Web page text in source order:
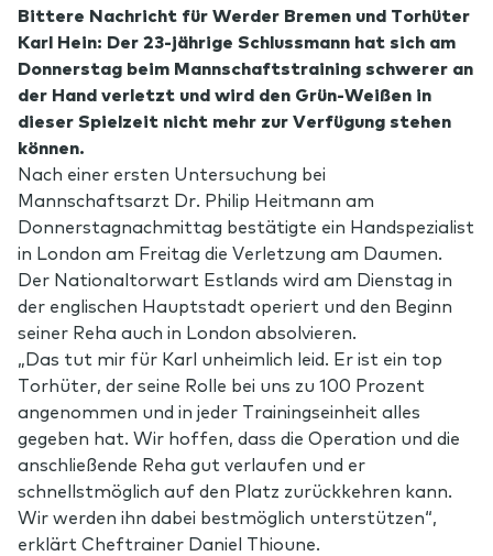
Bittere Nachricht für Werder Bremen und Torhüter
Karl Hein: Der 23-jährige Schlussmann hat sich am
Donnerstag beim Mannschaftstraining schwerer an
der Hand verletzt und wird den Grün-Weißen in
dieser Spielzeit nicht mehr zur Verfügung stehen
können.
Nach einer ersten Untersuchung bei
Mannschaftsarzt Dr. Philip Heitmann am
Donnerstagnachmittag bestätigte ein Handspezialist
in London am Freitag die Verletzung am Daumen.
Der Nationaltorwart Estlands wird am Dienstag in
der englischen Hauptstadt operiert und den Beginn
seiner Reha auch in London absolvieren.
„Das tut mir für Karl unheimlich leid. Er ist ein top
Torhüter, der seine Rolle bei uns zu 100 Prozent
angenommen und in jeder Trainingseinheit alles
gegeben hat. Wir hoffen, dass die Operation und die
anschließende Reha gut verlaufen und er
schnellstmöglich auf den Platz zurückkehren kann.
Wir werden ihn dabei bestmöglich unterstützen“,
erklärt Cheftrainer Daniel Thioune.